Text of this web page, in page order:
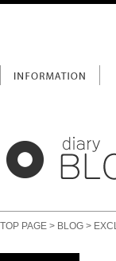
TOP PAGE > BLOG >